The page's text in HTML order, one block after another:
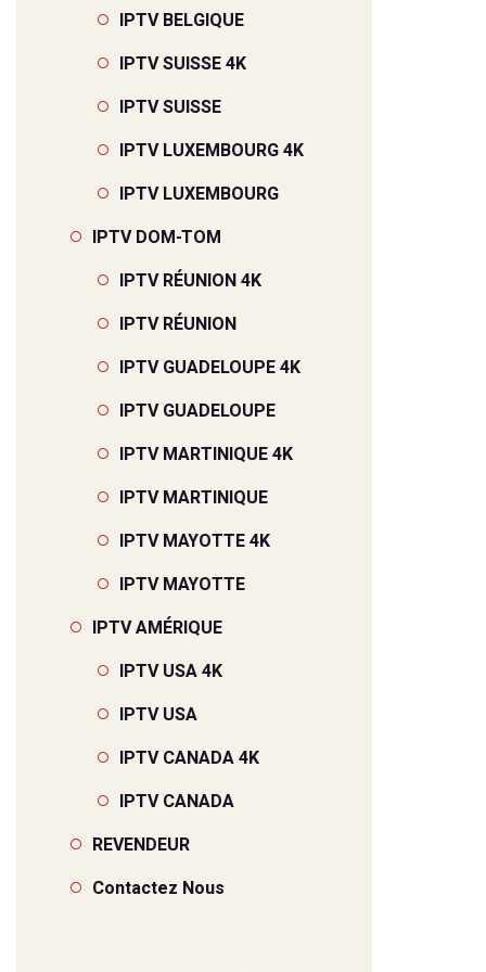
IPTV BELGIQUE
IPTV SUISSE 4K
IPTV SUISSE
IPTV LUXEMBOURG 4K
IPTV LUXEMBOURG
IPTV DOM-TOM
IPTV RÉUNION 4K
IPTV RÉUNION
IPTV GUADELOUPE 4K
IPTV GUADELOUPE
IPTV MARTINIQUE 4K
IPTV MARTINIQUE
IPTV MAYOTTE 4K
IPTV MAYOTTE
IPTV AMÉRIQUE
IPTV USA 4K
IPTV USA
IPTV CANADA 4K
IPTV CANADA
REVENDEUR
Contactez Nous